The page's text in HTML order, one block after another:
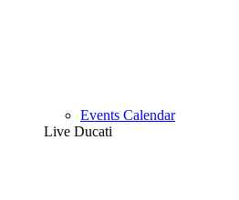
Events Calendar
Live Ducati